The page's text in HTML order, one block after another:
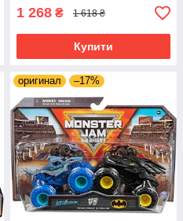
1 268 ₴ 1 618 ₴
Купити
оригинал –17%